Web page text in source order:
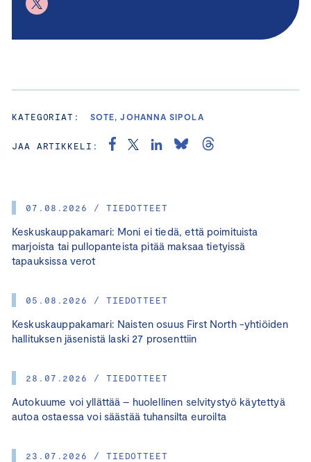
07.08.2026 / TIEDOTTEET
Keskuskauppakamari: Moni ei tiedä, että poimituista
marjoista tai pullopanteista pitää maksaa tietyissä
tapauksissa verot
05.08.2026 / TIEDOTTEET
Keskuskauppakamari: Naisten osuus First North -yhtiöiden
hallituksen jäsenistä laski 27 prosenttiin
28.07.2026 / TIEDOTTEET
Autokuume voi yllättää – huolellinen selvitystyö käytettyä
autoa ostaessa voi säästää tuhansilta euroilta
23.07.2026 / TIEDOTTEET
KATEGORIAT: SOTE, JOHANNA SIPOLA
JAA ARTIKKELI: